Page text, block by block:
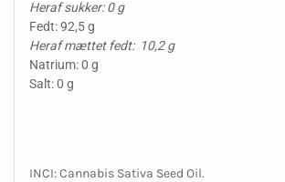
Heraf sukker: 0 g
Fedt: 92,5 g
Heraf mættet fedt: 10,2 g
Natrium: 0 g
Salt: 0 g
INCI: Cannabis Sativa Seed Oil.